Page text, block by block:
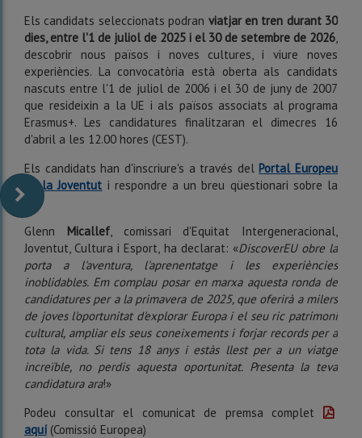
Els candidats seleccionats podran viatjar en tren durant 30
dies, entre l'1 de juliol de 2025 i el 30 de setembre de 2026
descobrir nous països i noves cultures, i viure noves
experiències. La convocatòria està oberta als candidats
nascuts entre l'1 de juliol de 2006 i el 30 de juny de 2007
que resideixin a la UE i als països associats al programa
Erasmus+. Les candidatures finalitzaran el dimecres 16
d'abril a les 12.00 hores (CEST).
Els candidats han d'inscriure's a través delPortal Europeu
de la Joventut i respondre a un breu qüestionari sobre la
Glenn Micallef, comissari d'Equitat Intergeneracional,
Joventut, Cultura i Esport, ha declarat: «DiscoverEU obre la
porta a l'aventura, l'aprenentatge i les experiències
inoblidables. Em complau posar en marxa aquesta ronda de
candidatures per a la primavera de 2025, que oferirà a milers
de joves l'oportunitat d'explorar Europa i el seu ric patrimoni
cultural, ampliar els seus coneixements i forjar records per a
tota la vida. Si tens 18 anys i estàs llest per a un viatge
increïble, no perdis aquesta oportunitat. Presenta la teva
candidatura ara!»
Podeu consultar el comunicat de premsa complet
aquí (Comissió Europea)